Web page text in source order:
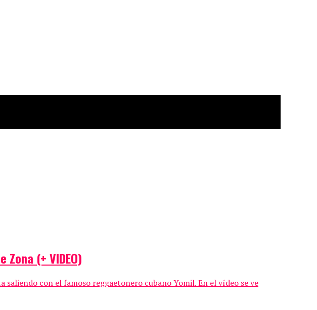
(+ VIDEO)
con el famoso reggaetonero cubano Yomil. En el vídeo se ve